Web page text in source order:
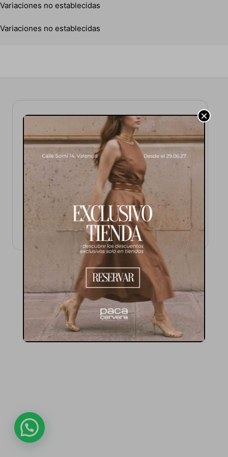
Variaciones no establecidas
Variaciones no establecidas
Tu carrito está actualmente
vacío.
Parece que aún no has añadido ningún artículo al
carrito - ¡Empieza a comprar para llenarla!
Start Shopping
×